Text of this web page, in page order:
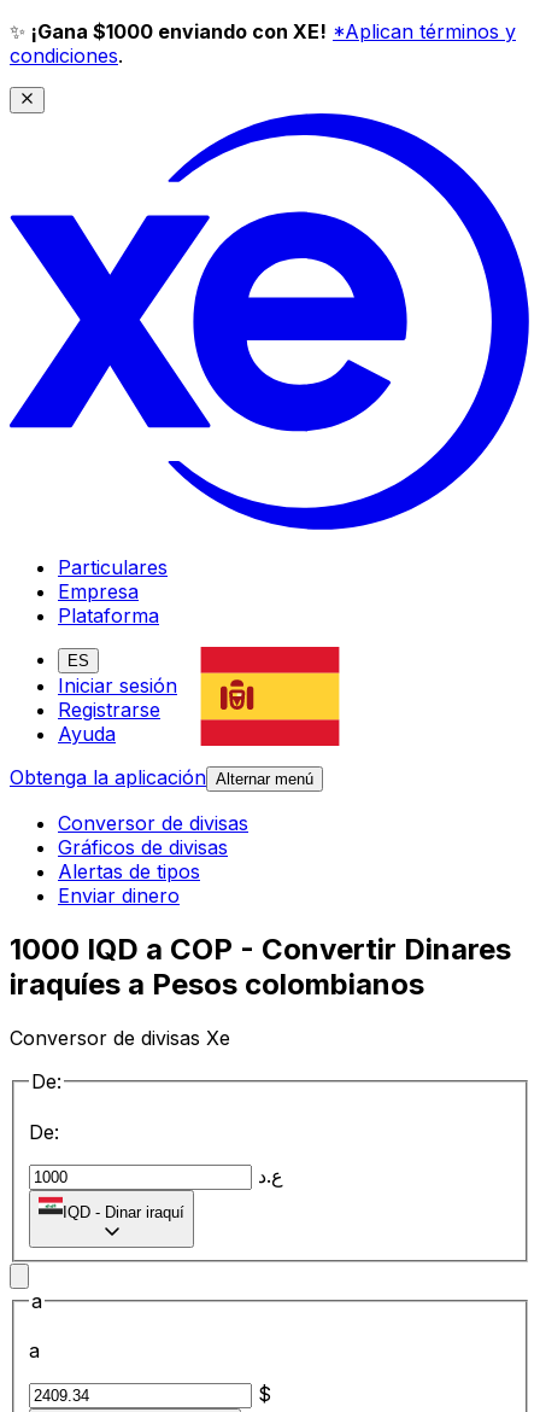
✨ ¡Gana $1000 enviando con XE! *Aplican términos y
condiciones.
Particulares
Empresa
Plataforma
ES
Iniciar sesión
Registrarse
Ayuda
Obtenga la aplicación Alternar menú
Conversor de divisas
Gráficos de divisas
Alertas de tipos
Enviar dinero
1000 IQD a COP - Convertir Dinares
iraquíes a Pesos colombianos
Conversor de divisas Xe
De:
De:
ع.د
IQD - Dinar iraquí
a
a
$